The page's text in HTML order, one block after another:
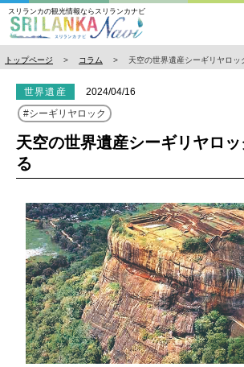
スリランカの観光情報ならスリランカナビ
トップページ > コラム > 天空の世界遺産シーギリヤロッ
世界遺産
2024/04/16
シーギリヤロック
天空の世界遺産シーギリヤロ
る